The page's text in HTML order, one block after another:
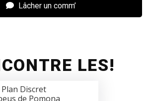
Lâcher un comm’
LES!